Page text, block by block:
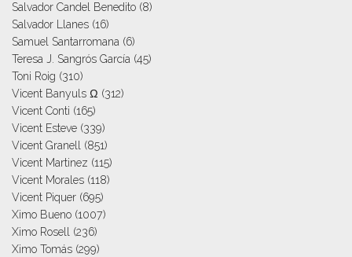
Salvador Candel Benedito (8)
Salvador Llanes (16)
Samuel Santarromana (6)
Teresa J. Sangrós García (45)
Toni Roig (310)
Vicent Banyuls Ω (312)
Vicent Conti (165)
Vicent Esteve (339)
Vicent Granell (851)
Vicent Martinez (115)
Vicent Morales (118)
Vicent Piquer (695)
Ximo Bueno (1007)
Ximo Rosell (236)
Ximo Tomás (299)